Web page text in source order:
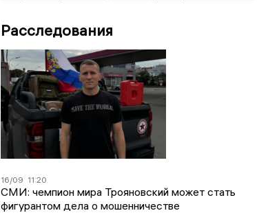
Расследования
16/09 11:20
СМИ: чемпион мира Трояновский может стать
фигурантом дела о мошенничестве